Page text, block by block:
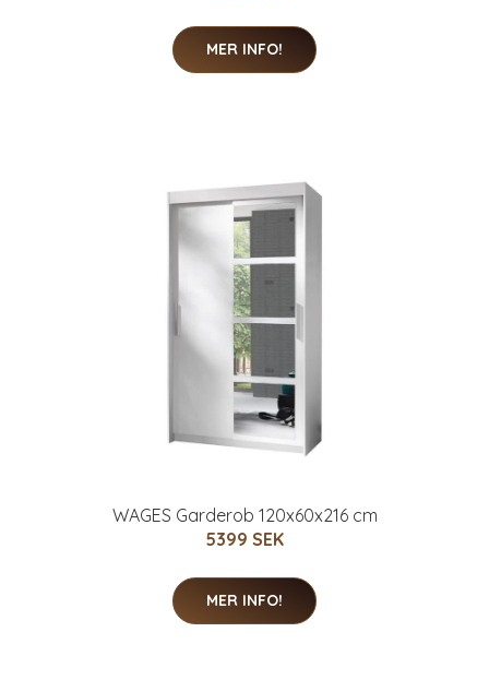
MER INFO!
WAGES Garderob 120x60x216 cm
5399 SEK
MER INFO!